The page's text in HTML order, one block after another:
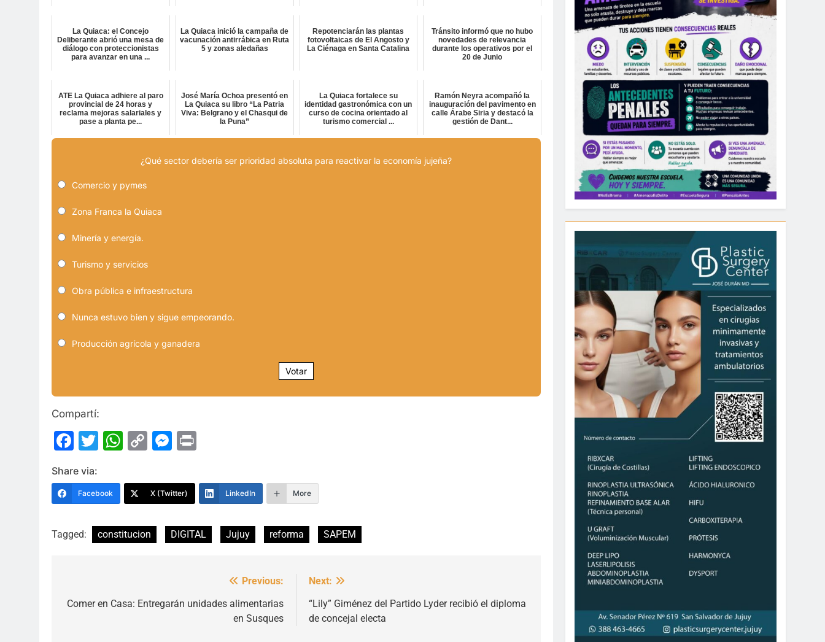
La Quiaca: el Concejo
Deliberante abrió una mesa de
diálogo con proteccionistas
para avanzar en una ...
La Quiaca inició la campaña de
vacunación antirrábica en Ruta
5 y zonas aledañas
Repotenciarán las plantas
fotovoltaicas de El Angosto y
La Ciénaga en Santa Catalina
Tránsito informó que no hubo
novedades de relevancia
durante los operativos por el
20 de Junio
ATE La Quiaca adhiere al paro
provincial de 24 horas y
reclama mejoras salariales y
pase a planta pe...
José María Ochoa presentó en
La Quiaca su libro “La Patria
Viva: Belgrano y el Chasqui de
la Puna”
La Quiaca fortalece su
identidad gastronómica con un
curso de cocina orientado al
turismo comercial ...
Ramón Neyra acompañó la
inauguración del pavimento en
calle Árabe Siria y destacó la
gestión de Dant...
¿Qué sector debería ser prioridad absoluta para reactivar la economía jujeña?
Comercio y pymes
Zona Franca la Quiaca
Minería y energía.
Turismo y servicios
Obra pública e infraestructura
Nunca estuvo bien y sigue empeorando.
Producción agrícola y ganadera
Votar
Compartí:
Facebook
Twitter
WhatsApp
CopyMessenger
Share via:
Facebook X (Twitter) LinkedIn More
Tagged: constitucion DIGITAL Jujuy reforma SAPEM
de
Previous:
Comer en Casa: Entregarán unidades alimentarias
en Susques
Next:
“Lily” Giménez del Partido Lyder recibió el diploma
de concejal electa